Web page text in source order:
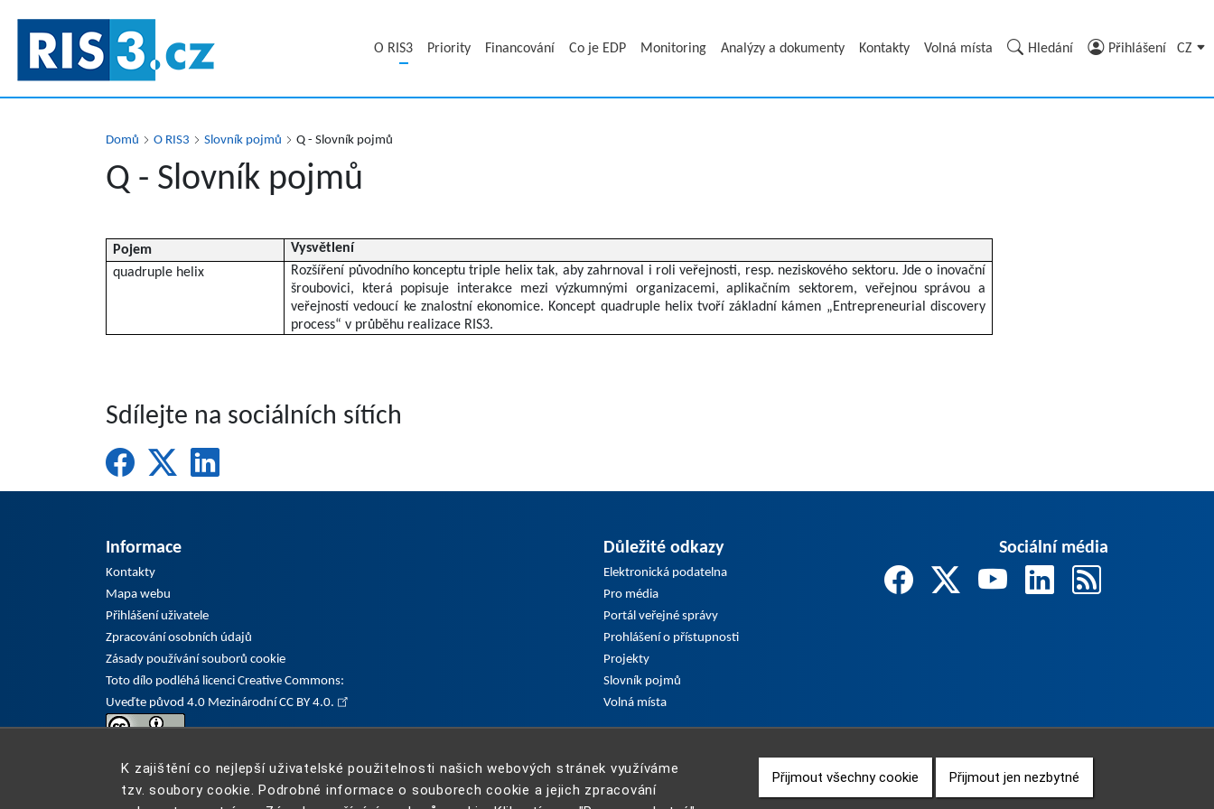
hlavnímu
O RIS3 Priority Financování Co je EDP Monitoring Analýzy a dokumenty Kontakty Volná místa Hledání Přihlášení CZ
Domů O RIS3 Slovník pojmů Q - Slovník pojmů
Q - Slovník pojmů
Pojem
Vysvětlení
quadruple helix
Rozšíření původního konceptu triple helix tak, aby zahrnoval i roli veřejnosti, resp. neziskového sektoru. Jde o inovační
šroubovici, která popisuje interakce mezi výzkumnými organizacemi, aplikačním sektorem, veřejnou správou a
veřejností vedoucí ke znalostní ekonomice. Koncept quadruple helix tvoří základní kámen „Entrepreneurial discovery
process“ v průběhu realizace RIS3.
Sdílejte na sociálních sítích
Informace
Kontakty
Mapa webu
Přihlášení uživatele
Zpracování osobních údajů
Zásady používání souborů cookie
Toto dílo podléhá licenci Creative Commons:
Uveďte původ 4.0 Mezinárodní CC BY 4.0.
Důležité odkazy
Elektronická podatelna
Pro média
Portál veřejné správy
Prohlášení o přístupnosti
Projekty
Slovník pojmů
Volná místa
Sociální média
K zajištění co nejlepší uživatelské použitelnosti našich webových stránek využíváme
tzv. soubory cookie. Podrobné informace o souborech cookie a jejich zpracování
Přijmout všechny cookie Přijmout jen nezbytné